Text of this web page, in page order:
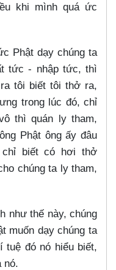
khi mình quá ức
Phật dạy chúng ta
tức - nhập tức, thì
tôi biết tôi thở ra,
trong lúc đó, chỉ
thì quán ly tham,
Phật ông ấy đâu
chỉ biết có hơi thở
chúng ta ly tham,
như thế này, chúng
muốn dạy chúng ta
đó nó hiểu biết,
nó.